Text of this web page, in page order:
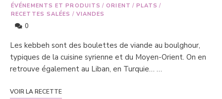
ÉVÉNEMENTS ET PRODUITS / ORIENT / PLATS /
RECETTES SALÉES / VIANDES
0
Les kebbeh sont des boulettes de viande au boulghour,
typiques de la cuisine syrienne et du Moyen-Orient. On en
retrouve également au Liban, en Turquie… …
VOIR LA RECETTE